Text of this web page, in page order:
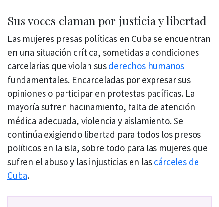
Sus voces claman por justicia y libertad
Las mujeres presas políticas en Cuba se encuentran
en una situación crítica, sometidas a condiciones
carcelarias que violan sus derechos humanos
fundamentales. Encarceladas por expresar sus
opiniones o participar en protestas pacíficas. La
mayoría sufren hacinamiento, falta de atención
médica adecuada, violencia y aislamiento. Se
continúa exigiendo libertad para todos los presos
políticos en la isla, sobre todo para las mujeres que
sufren el abuso y las injusticias en las cárceles de
Cuba.